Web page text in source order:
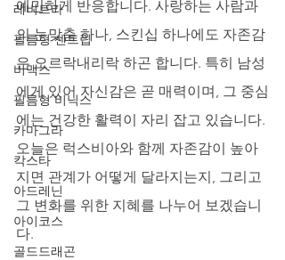
레비트라
필름형 센트립
비맥스
필름형 비닉스
카마그라
칵스타
아드레닌
아이코스
골드드래곤
예민하게 반응합니다. 사랑하는 사람과
의 눈맞춤 하나, 스킨십 하나에도 자존감
은 오르락내리락 하곤 합니다. 특히 남성
에게 있어 자신감은 곧 매력이며, 그 중심
에는 건강한 활력이 자리 잡고 있습니다.
오늘은 럭스비아와 함께 자존감이 높아
지면 관계가 어떻게 달라지는지, 그리고
그 변화를 위한 지혜를 나누어 보겠습니
다.